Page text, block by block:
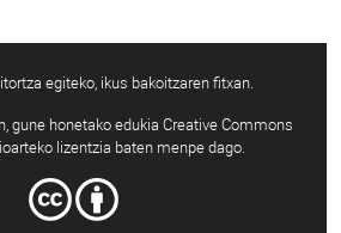
egiteko, ikus bakoitzaren fitxan.
gune honetako edukia Creative Commons
lizentzia baten menpe dago.